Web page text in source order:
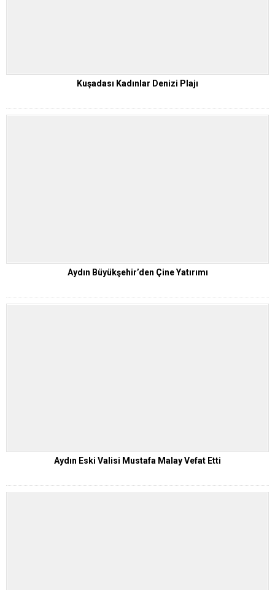
Kuşadası Kadınlar Denizi Plajı
Aydın Büyükşehir’den Çine Yatırımı
Aydın Eski Valisi Mustafa Malay Vefat Etti